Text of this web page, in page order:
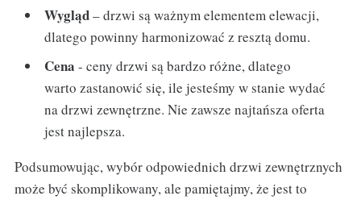
Wygląd– drzwi są ważnym elementem elewacji,
dlatego powinny harmonizować z resztą domu.
Cena - ceny drzwi są bardzo różne, dlatego
warto zastanowić się, ile jesteśmy w stanie wydać
na drzwi zewnętrzne. Nie zawsze najtańsza oferta
jest najlepsza.
Podsumowując, wybór odpowiednich drzwi zewnętrznych
może być skomplikowany, ale pamiętajmy, że jest to